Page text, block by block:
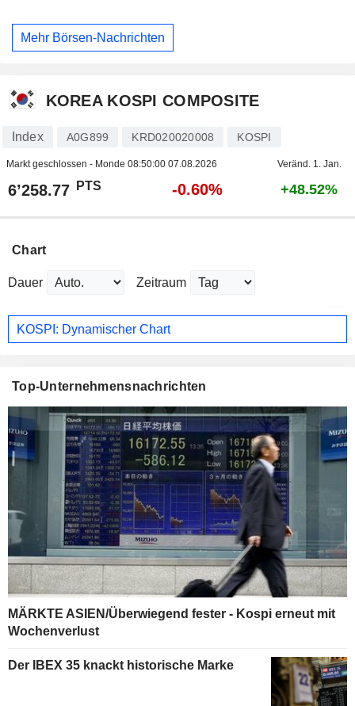
Mehr Börsen-Nachrichten
KOREA KOSPI COMPOSITE
Index A0G899 KRD020020008 KOSPI
Markt geschlossen - Monde 08:50:00 07.08.2026 Veränd. 1. Jan.
6’258.77 PTS -0.60% +48.52%
Chart
Dauer Zeitraum
KOSPI: Dynamischer Chart
Top-Unternehmensnachrichten
MÄRKTE ASIEN/Überwiegend fester - Kospi erneut mit
Wochenverlust
Der IBEX 35 knackt historische Marke